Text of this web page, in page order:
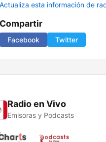
Actualiza esta información de
Compartir
Facebook Twitter
Radio en Vivo
Emisoras y Podcasts